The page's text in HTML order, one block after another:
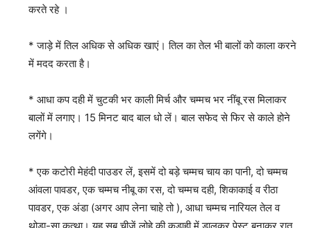
करते रहे ।
* जाड़े में तिल अधिक से अधिक खाएं। तिल का तेल भी बालों को काला करने
में मदद करता है।
* आधा कप दही में चुटकी भर काली मिर्च और चम्मच भर नींबू रस मिलाकर
बालों में लगाए। 15 मिनट बाद बाल धो लें। बाल सफेद से फिर से काले होने
लगेंगे।
* एक कटोरी मेहंदी पाउडर लें, इसमें दो बड़े चम्मच चाय का पानी, दो चम्मच
आंवला पावडर, एक चम्मच नीबू का रस, दो चम्मच दही, शिकाकाई व रीठा
पावडर, एक अंडा (अगर आप लेना चाहे तो ), आधा चम्मच नारियल तेल व